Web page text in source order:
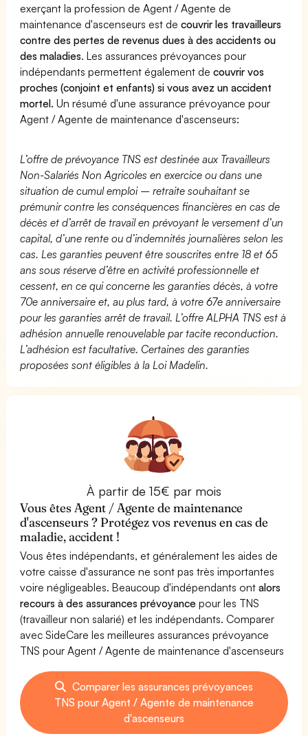
exerçant la profession de Agent / Agente de
maintenance d'ascenseurs est decouvrir les travailleurs
contre des pertes de revenus dues à des accidents ou
des maladies. Les assurances prévoyances pour
indépendants permettent également decouvrir vos
proches (conjoint et enfants) si vous avez un accident
mortel. Un résumé d'une assurance prévoyance pour
Agent / Agente de maintenance d'ascenseurs:
L’offre de prévoyance TNS est destinée aux Travailleurs
Non-Salariés Non Agricoles en exercice ou dans une
situation de cumul emploi – retraite souhaitant se
prémunir contre les conséquences financières en cas de
décès et d’arrêt de travail en prévoyant le versement d’un
capital, d’une rente ou d’indemnités journalières selon les
cas. Les garanties peuvent être souscrites entre 18 et 65
ans sous réserve d’être en activité professionnelle et
cessent, en ce qui concerne les garanties décès, à votre
70e anniversaire et, au plus tard, à votre 67e anniversaire
pour les garanties arrêt de travail. L’offre ALPHA TNS est à
adhésion annuelle renouvelable par tacite reconduction.
L’adhésion est facultative. Certaines des garanties
proposées sont éligibles à la Loi Madelin.
À partir de 15€ par mois
Vous êtes Agent / Agente de maintenance
d'ascenseurs ? Protégez vos revenus en cas de
maladie, accident !
Vous êtes indépendants, et généralement les aides de
votre caisse d'assurance ne sont pas très importantes
voire négligeables. Beaucoup d'indépendants ontalors
recours à des assurances prévoyance pour les TNS
(travailleur non salarié) et les indépendants. Comparer
avec SideCare les meilleures assurances prévoyance
TNS pour Agent / Agente de maintenance d'ascenseurs
Comparer les assurances prévoyances
TNS pour Agent / Agente de maintenance
d'ascenseurs